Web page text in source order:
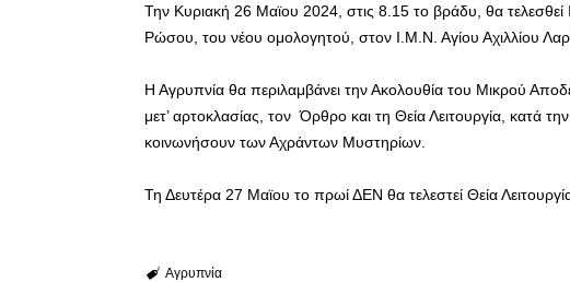
Την Κυριακή 26 Μαϊου 2024, στις 8.15 το βράδυ, θα
Ρώσου, του νέου ομολογητού, στον Ι.Μ.Ν. Αγίου Αχιλλίου
Η Αγρυπνία θα περιλαμβάνει την Ακολουθία του Μικρού
μετ’ αρτοκλασίας, τον Όρθρο και τη Θεία Λειτουργία, κατά
κοινωνήσουν των Αχράντων Μυστηρίων.
Τη Δευτέρα 27 Μαϊου το πρωί ΔΕΝ θα τελεστεί Θεία Λειτουργία
Αγρυπνία